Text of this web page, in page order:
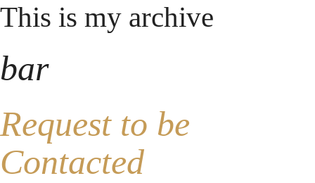
This is my archive
bar
Request to be
Contacted